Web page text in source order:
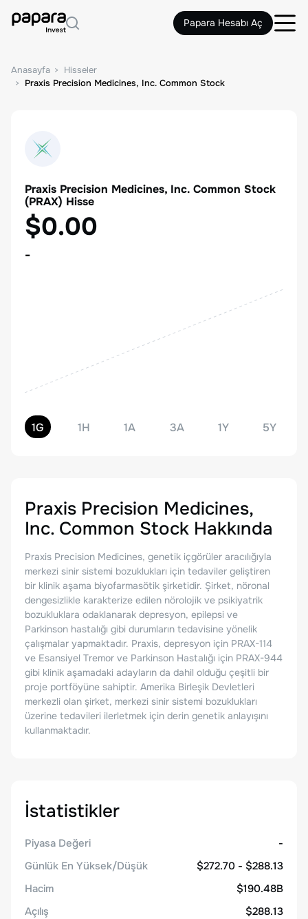
Papara Hesabı Aç
Anasayfa
Hisseler
Praxis Precision Medicines, Inc. Common Stock
Praxis Precision Medicines, Inc. Common Stock
(PRAX) Hisse
$0.00
-
1G 1H 1A 3A 1Y 5Y
Praxis Precision Medicines,
Inc. Common Stock Hakkında
Praxis Precision Medicines, genetik içgörüler aracılığıyla
merkezi sinir sistemi bozuklukları için tedaviler geliştiren
bir klinik aşama biyofarmasötik şirketidir. Şirket, nöronal
dengesizlikle karakterize edilen nörolojik ve psikiyatrik
bozukluklara odaklanarak depresyon, epilepsi ve
Parkinson hastalığı gibi durumların tedavisine yönelik
çalışmalar yapmaktadır. Praxis, depresyon için PRAX-114
ve Esansiyel Tremor ve Parkinson Hastalığı için PRAX-944
gibi klinik aşamadaki adayların da dahil olduğu çeşitli bir
proje portföyüne sahiptir. Amerika Birleşik Devletleri
merkezli olan şirket, merkezi sinir sistemi bozuklukları
üzerine tedavileri ilerletmek için derin genetik anlayışını
kullanmaktadır.
İstatistikler
Piyasa Değeri
-
Günlük En Yüksek/Düşük
$272.70 - $288.13
Hacim
$190.48B
Açılış
$288.13